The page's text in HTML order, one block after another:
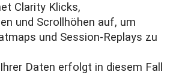
Clarity Klicks,
und Scrollhöhen auf, um
und Session-Replays zu
Daten erfolgt in diesem Fall